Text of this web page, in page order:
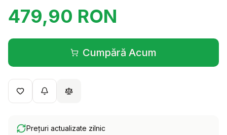
479,90 RON
Cumpără Acum
(se deschide într-o filă
Prețuri actualizate zilnic